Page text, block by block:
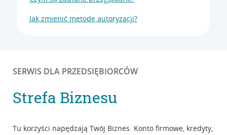
Jak zmienić metodę autoryzacji?
SERWIS DLA PRZEDSIĘBIORCÓW
Strefa Biznesu
Tu korzyści napędzają Twój Biznes. Konto firmowe, kredyty,